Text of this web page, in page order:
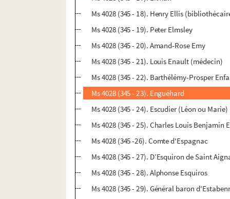
Ms 4028 (345 - 18). Henry Ellis
Ms 4028 (345 - 19). Peter Elmsley
Ms 4028 (345 - 20). Amand-Rose Emy
Ms 4028 (345 - 21). Louis Enault (médecin)
Ms 4028 (345 - 22). Barthélémy-Prosper
Ms 4028 (345 - 23). Enguéhard
Ms 4028 (345 - 24). Escudier (Léon ou Marie)
Ms 4028 (345 - 25). Charles Louis Benjamin
Ms 4028 (345 -26). Comte d'Espagnac
Ms 4028 (345 - 27). D’Esquiron de Saint
Ms 4028 (345 - 28). Alphonse Esquiros
Ms 4028 (345 - 29). Général baron